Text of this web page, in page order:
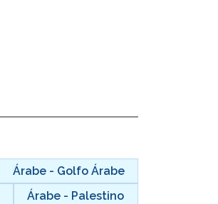
Árabe - Golfo Árabe
Árabe - Palestino